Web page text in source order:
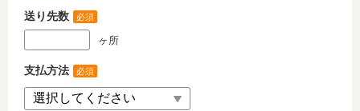
送り先数 必須
ヶ所
支払方法 必須